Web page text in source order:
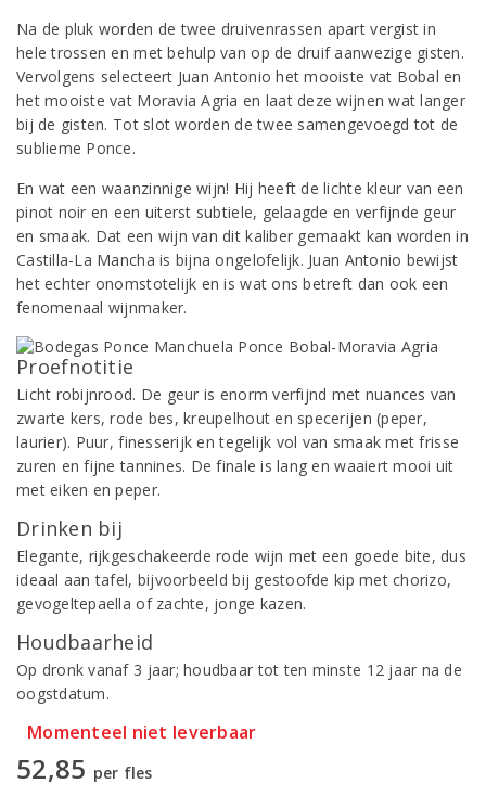
Na de pluk worden de twee druivenrassen apart vergist in
hele trossen en met behulp van op de druif aanwezige gisten.
Vervolgens selecteert Juan Antonio het mooiste vat Bobal en
het mooiste vat Moravia Agria en laat deze wijnen wat langer
bij de gisten. Tot slot worden de twee samengevoegd tot de
sublieme Ponce.
En wat een waanzinnige wijn! Hij heeft de lichte kleur van een
pinot noir en een uiterst subtiele, gelaagde en verfijnde geur
en smaak. Dat een wijn van dit kaliber gemaakt kan worden in
Castilla-La Mancha is bijna ongelofelijk. Juan Antonio bewijst
het echter onomstotelijk en is wat ons betreft dan ook een
fenomenaal wijnmaker.
Proefnotitie
Licht robijnrood. De geur is enorm verfijnd met nuances van
zwarte kers, rode bes, kreupelhout en specerijen (peper,
laurier). Puur, finesserijk en tegelijk vol van smaak met frisse
zuren en fijne tannines. De finale is lang en waaiert mooi uit
met eiken en peper.
Drinken bij
Elegante, rijkgeschakeerde rode wijn met een goede bite, dus
ideaal aan tafel, bijvoorbeeld bij gestoofde kip met chorizo,
gevogeltepaella of zachte, jonge kazen.
Houdbaarheid
Op dronk vanaf 3 jaar; houdbaar tot ten minste 12 jaar na de
oogstdatum.
Momenteel niet leverbaar
52,85 per fles